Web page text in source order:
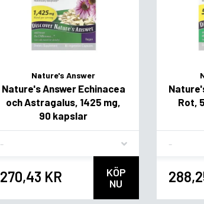
Nature's Answer
Nature's Answer Echinacea
och Astragalus, 1425 mg,
90 kapslar
270,43 KR
KÖP
NU
Rot,